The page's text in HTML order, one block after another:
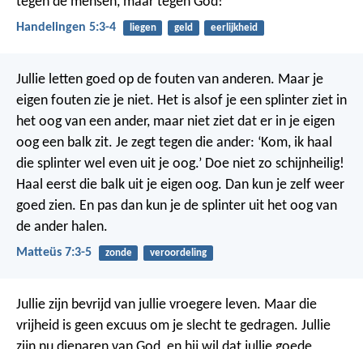
Handelingen 5:3-4 liegen geld eerlijkheid
Jullie letten goed op de fouten van anderen. Maar je
eigen fouten zie je niet. Het is alsof je een splinter ziet in
het oog van een ander, maar niet ziet dat er in je eigen
oog een balk zit. Je zegt tegen die ander: ‘Kom, ik haal
die splinter wel even uit je oog.’ Doe niet zo schijnheilig!
Haal eerst die balk uit je eigen oog. Dan kun je zelf weer
goed zien. En pas dan kun je de splinter uit het oog van
de ander halen.
Matteüs 7:3-5 zonde veroordeling
Jullie zijn bevrijd van jullie vroegere leven. Maar die
vrijheid is geen excuus om je slecht te gedragen. Jullie